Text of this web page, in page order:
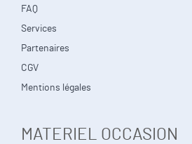
FAQ
Services
Partenaires
CGV
Mentions légales
MATERIEL OCCASION